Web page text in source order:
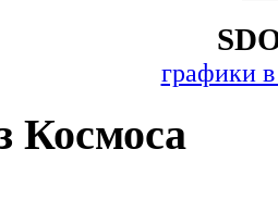
графики
Космоса